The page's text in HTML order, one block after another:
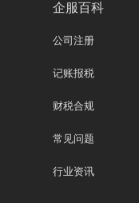
企服百科
公司注册
记账报税
财税合规
常见问题
行业资讯